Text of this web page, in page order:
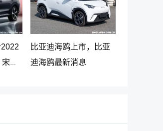
宋
比亚迪海鸥上市，比亚
迪海鸥最新消息